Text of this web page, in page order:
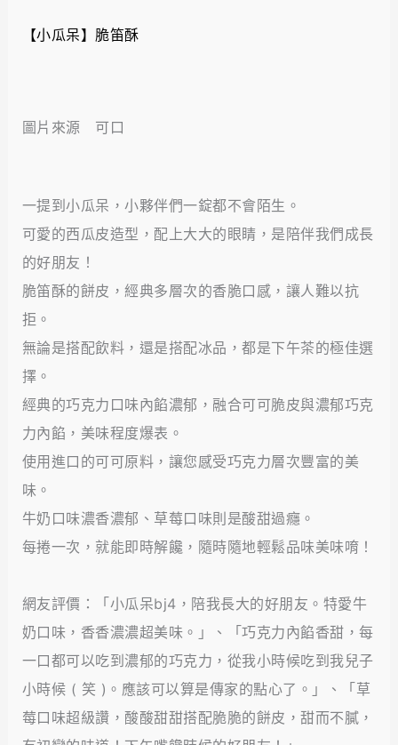
【小瓜呆】脆笛酥
圖片來源 可口
一提到小瓜呆，小夥伴們一錠都不會陌生。
可愛的西瓜皮造型，配上大大的眼睛，是陪伴我們成長
的好朋友！
脆笛酥的餅皮，經典多層次的香脆口感，讓人難以抗
拒。
無論是搭配飲料，還是搭配冰品，都是下午茶的極佳選
擇。
經典的巧克力口味內餡濃郁，融合可可脆皮與濃郁巧克
力內餡，美味程度爆表。
使用進口的可可原料，讓您感受巧克力層次豐富的美
味。
牛奶口味濃香濃郁、草莓口味則是酸甜過癮。
每捲一次，就能即時解饞，隨時隨地輕鬆品味美味唷！
網友評價：「小瓜呆bj4，陪我長大的好朋友。特愛牛
奶口味，香香濃濃超美味。」、「巧克力內餡香甜，每
一口都可以吃到濃郁的巧克力，從我小時候吃到我兒子
小時候 ( 笑 )。應該可以算是傳家的點心了。」、「草
莓口味超級讚，酸酸甜甜搭配脆脆的餅皮，甜而不膩，